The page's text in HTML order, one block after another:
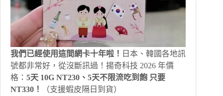
我們已經使用這間網卡十年啦！ 日本、韓國各地訊
號都非常好，從沒斷訊過！揚奇科技 2026 年價
格： 5天 10G NT230、5天不限流吃到飽 只要
NT330！
（支援蝦皮隔日到貨）